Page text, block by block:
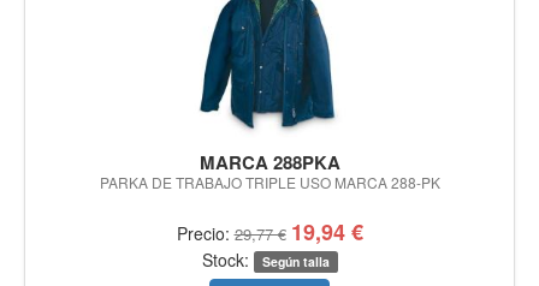
MARCA 288PKA
PARKA DE TRABAJO TRIPLE USO MARCA 288-PK
Precio:29,77 € 19,94 €
Stock: Según talla